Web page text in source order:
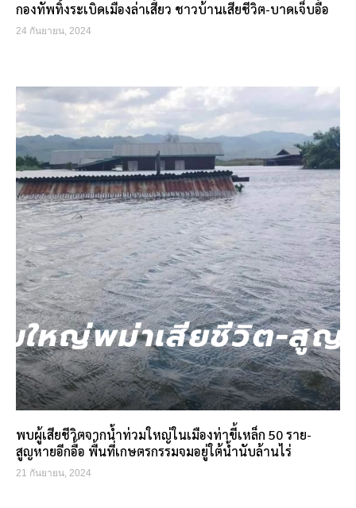
กองทัพทิ้งระเบิดเมืองล่าเสี้ยว ชาวบ้านเสียชีวิต-บาดเจ็บอื้อ
24 กันยายน, 2024
พบผู้เสียชีวิตจากน้ำท่วมใหญ่ในเมืองท่าขี้เหล็ก 50 ราย-
สูญหายอีกอื้อ พื้นที่เกษตรกรรมจมอยู่ใต้น้ำนับล้านไร่
21 กันยายน, 2024